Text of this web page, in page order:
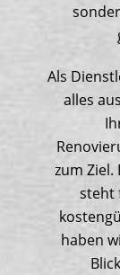
Als
alles
zum Ziel.
steht
haben